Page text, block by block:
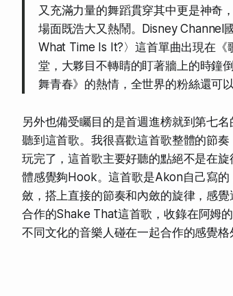
又充滿力量的舞蹈貫穿其中更是神奇
場面既浩大又熱鬧。Disney Channel
What Time Is It?〉這首單曲出現在
堂，大夥目不轉睛的盯著牆上的時鐘
舞青春》的熱情，全世界的粉絲還可
另外也備受矚目的是首週進榜就到第七名
聽到這首歌。我很喜歡這首歌整體的節
玩完了，這首歌主要好聽的點絕不是在
體感覺夠Hook。這首歌是Akon自己寫
斂，搭上直接的節奏和內斂的旋律，感
合作的Shake That這首歌，收錄在阿姆
不同文化的音樂人碰在一起合作的感覺格